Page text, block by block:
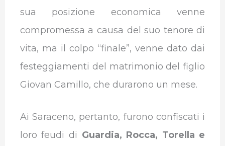
sua posizione economica venne
compromessa a causa del suo tenore di
vita, ma il colpo “finale”, venne dato dai
festeggiamenti del matrimonio del figlio
Giovan Camillo, che durarono un mese.
Ai Saraceno, pertanto, furono confiscati i
loro feudi di Guardia, Rocca, Torella e